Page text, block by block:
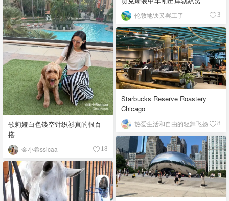
伦敦地铁又罢工了 3
歌莉娅白色镂空针织衫真的很百
搭
金小希ssicaa 18
Starbucks Reserve Roastery
Chicago
热爱生活和自由的轻舞飞扬 8